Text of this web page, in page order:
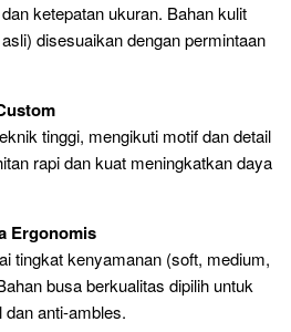
ketepatan ukuran. Bahan kulit
disesuaikan dengan permintaan
tinggi, mengikuti motif dan detail
rapi dan kuat meningkatkan daya
Ergonomis
tingkat kenyamanan (soft, medium,
busa berkualitas dipilih untuk
anti-ambles.